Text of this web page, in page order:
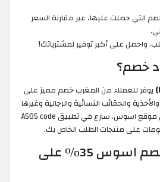
التي حصلت عليها، عبر مقارنة السعر
واحصل على أكبر توفير لمشترياتك!
يوفر للعملاء من المغرب خصم مميز على
والحقائب النسائية والرجالية وغيرها
من المنتجات المتوفرة لدى موقع اسوس. سارع في تطبيق ASOS code
على منتجات الطلب الخاص بك.
هل يوجد كود خصم اسوس 35% على